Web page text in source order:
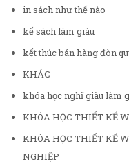
in sách như thế nào
kế sách làm giàu
kết thúc bán hàng đòn
KHÁC
khóa học nghĩ giàu làm
KHÓA HỌC THIẾT KẾ
KHÓA HỌC THIẾT KẾ
NGHIỆP